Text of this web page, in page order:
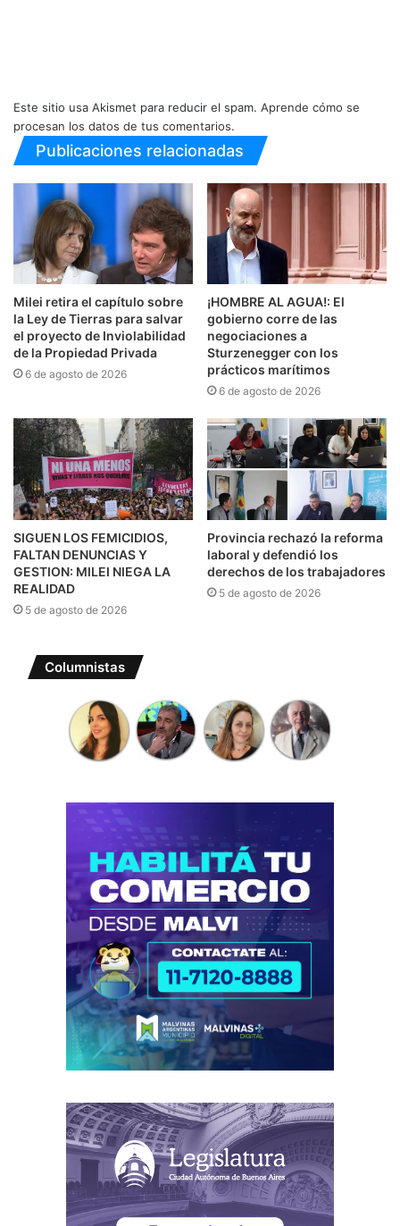
Este sitio usa Akismet para reducir el spam. Aprende cómo se
procesan los datos de tus comentarios.
Publicaciones relacionadas
Milei retira el capítulo sobre
la Ley de Tierras para salvar
el proyecto de Inviolabilidad
de la Propiedad Privada
6 de agosto de 2026
¡HOMBRE AL AGUA!: El
gobierno corre de las
negociaciones a
Sturzenegger con los
prácticos marítimos
6 de agosto de 2026
SIGUEN LOS FEMICIDIOS,
FALTAN DENUNCIAS Y
GESTION: MILEI NIEGA LA
REALIDAD
5 de agosto de 2026
Provincia rechazó la reforma
laboral y defendió los
derechos de los trabajadores
5 de agosto de 2026
Columnistas